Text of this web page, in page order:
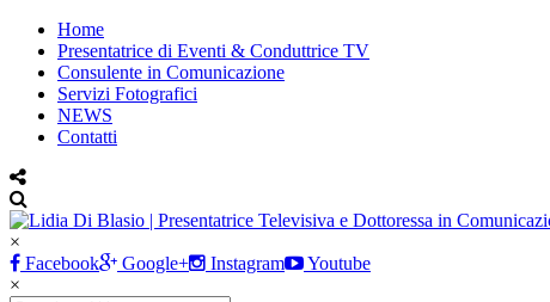
Home
Presentatrice di Eventi & Conduttrice TV
Consulente in Comunicazione
Servizi Fotografici
NEWS
Contatti
×
Facebook
Google+ Instagram
Youtube
×